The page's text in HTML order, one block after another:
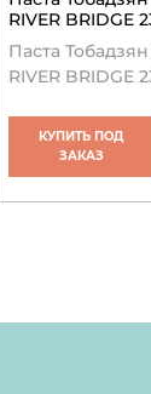
RIVER BRIDGE
Паста
RIVER BRIDGE
КУПИТЬ ПОД
ЗАКАЗ